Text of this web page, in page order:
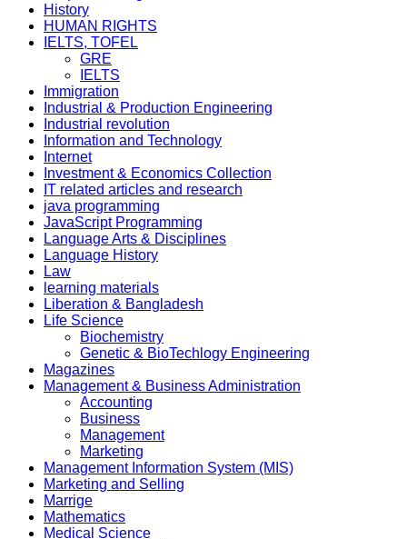
History
HUMAN RIGHTS
IELTS, TOFEL
GRE
IELTS
Immigration
Industrial & Production Engineering
Industrial revolution
Information and Technology
Internet
Investment & Economics Collection
IT related articles and research
java programming
JavaScript Programming
Language Arts & Disciplines
Language History
Law
learning materials
Liberation & Bangladesh
Life Science
Biochemistry
Genetic & BioTechlogy Engineering
Magazines
Management & Business Administration
Accounting
Business
Management
Marketing
Management Information System (MIS)
Marketing and Selling
Marrige
Mathematics
Medical Science